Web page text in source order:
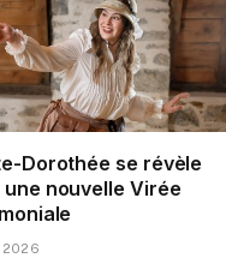
Dorothée se révèle
une nouvelle Virée
2026